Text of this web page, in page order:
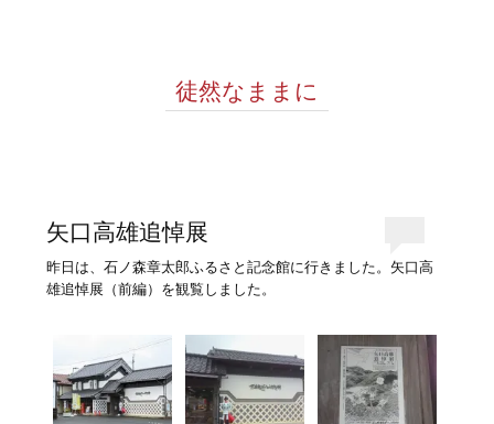
徒然なままに
矢口高雄追悼展
昨日は、石ノ森章太郎ふるさと記念館に行きました。矢口高
雄追悼展（前編）を観覧しました。